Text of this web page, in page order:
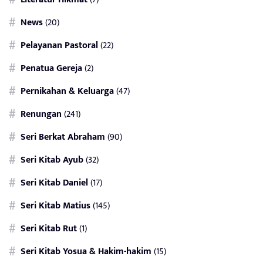
News(20)
Pelayanan Pastoral(22)
Penatua Gereja(2)
Pernikahan & Keluarga(47)
Renungan(241)
Seri Berkat Abraham(90)
Seri Kitab Ayub(32)
Seri Kitab Daniel(17)
Seri Kitab Matius(145)
Seri Kitab Rut(1)
Seri Kitab Yosua & Hakim-hakim(15)